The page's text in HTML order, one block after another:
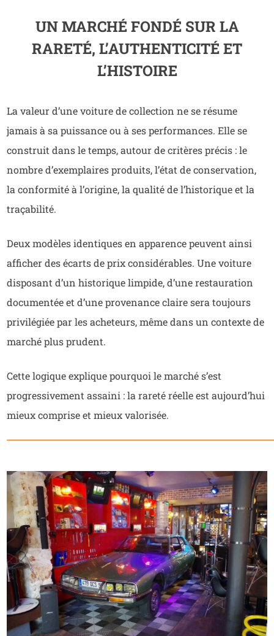
UN MARCHÉ FONDÉ SUR LA
RARETÉ, L’AUTHENTICITÉ ET
L’HISTOIRE
La valeur d’une voiture de collection ne se résume
jamais à sa puissance ou à ses performances. Elle se
construit dans le temps, autour de critères précis : le
nombre d’exemplaires produits, l’état de conservation,
la conformité à l’origine, la qualité de l’historique et la
traçabilité.
Deux modèles identiques en apparence peuvent ainsi
afficher des écarts de prix considérables. Une voiture
disposant d’un historique limpide, d’une restauration
documentée et d’une provenance claire sera toujours
privilégiée par les acheteurs, même dans un contexte de
marché plus prudent.
Cette logique explique pourquoi le marché s’est
progressivement assaini : la rareté réelle est aujourd’hui
mieux comprise et mieux valorisée.